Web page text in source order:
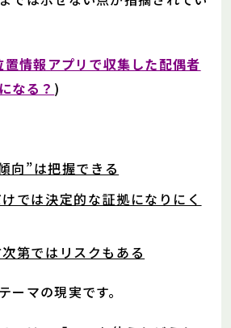
置情報アプリで収集した配偶者
なる？ )
向”は把握できる
では決定的な証拠になりにく
第ではリスクもある
ーマの現実です。